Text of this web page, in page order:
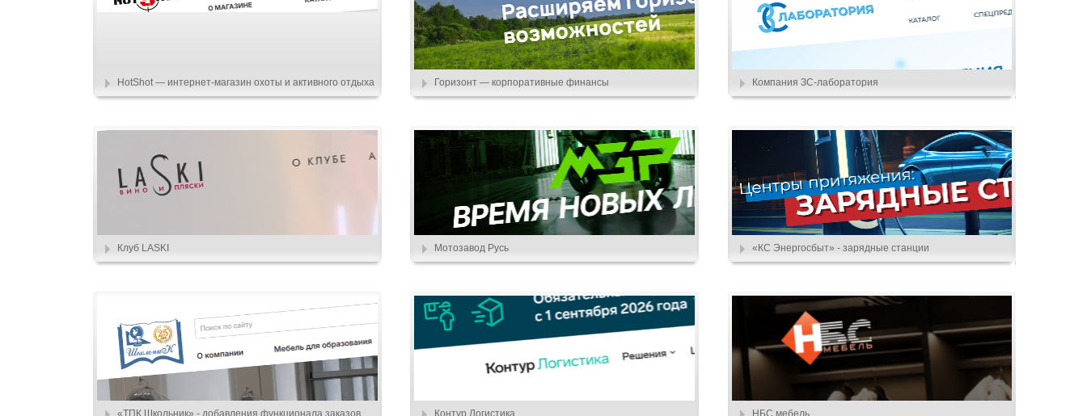
HotShot — интернет-магазин охоты и активного отдыха Горизонт — корпоративные финансы Компания ЗС-лаборатория
Клуб LASKI Мотозавод Русь «КС Энергосбыт» - зарядные станции
«ТПК Школьник» - добавления функционала заказов Контур.Логистика НБС мебель